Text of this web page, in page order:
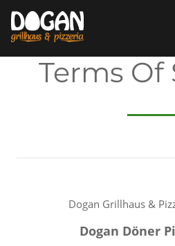
Terms Of
Dogan Grillhaus &
Dogan Döner